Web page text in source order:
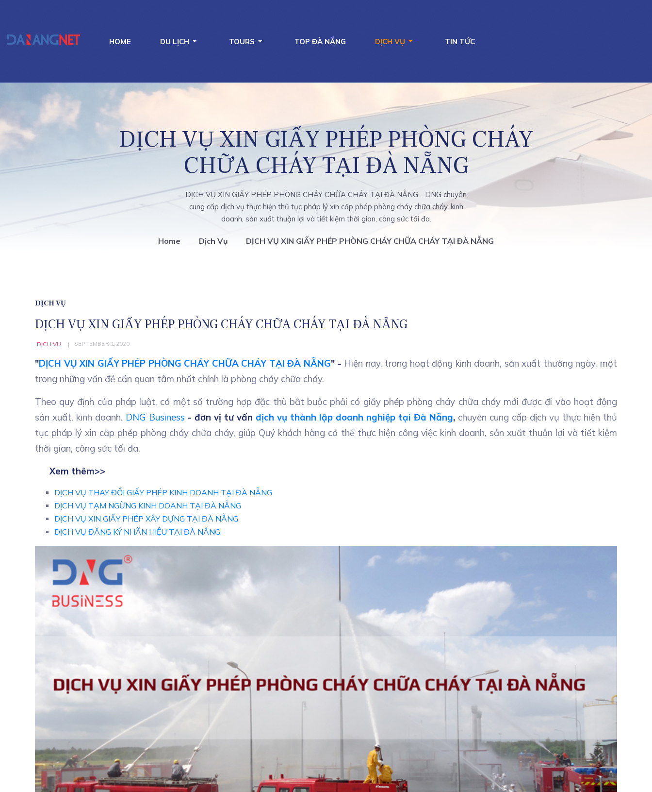
HOME DU LỊCH TOURS TOP ĐÀ NẴNG DỊCH VỤ TIN TỨC
DỊCH VỤ XIN GIẤY PHÉP PHÒNG CHÁY
CHỮA CHÁY TẠI ĐÀ NẴNG
DỊCH VỤ XIN GIẤY PHÉP PHÒNG CHÁY CHỮA CHÁY TẠI ĐÀ NẴNG - DNG chuyên
cung cấp dịch vụ thực hiện thủ tục pháp lý xin cấp phép phòng cháy chữa cháy, kinh
doanh, sản xuất thuận lợi và tiết kiệm thời gian, công sức tối đa.
Home Dịch Vụ DỊCH VỤ XIN GIẤY PHÉP PHÒNG CHÁY CHỮA CHÁY TẠI ĐÀ NẴNG
DỊCH VỤ
DỊCH VỤ XIN GIẤY PHÉP PHÒNG CHÁY CHỮA CHÁY TẠI ĐÀ NẴNG
DỊCH VỤ SEPTEMBER 1,2020
"DỊCH VỤ XIN GIẤY PHÉP PHÒNG CHÁY CHỮA CHÁY TẠI ĐÀ NẴNG" - Hiện nay, trong hoạt động kinh doanh, sản xuất thường ngày, một
trong những vấn đề cần quan tâm nhất chính là phòng cháy chữa cháy.
Theo quy định của pháp luật, có một số trường hợp đặc thù bắt buộc phải có giấy phép phòng cháy chữa cháy mới được đi vào hoạt động
sản xuất, kinh doanh. DNG Business - đơn vị tư vấn dịch vụ thành lập doanh nghiệp tại Đà Nẵng, chuyên cung cấp dịch vụ thực hiện thủ
tục pháp lý xin cấp phép phòng cháy chữa cháy, giúp Quý khách hàng có thể thực hiện công việc kinh doanh, sản xuất thuận lợi và tiết kiệm
thời gian, công sức tối đa.
Xem thêm>>
DỊCH VỤ THAY ĐỔI GIẤY PHÉP KINH DOANH TẠI ĐÀ NẴNG
DỊCH VỤ TẠM NGỪNG KINH DOANH TẠI ĐÀ NẴNG
DỊCH VỤ XIN GIẤY PHÉP XÂY DỰNG TẠI ĐÀ NẴNG
DỊCH VỤ ĐĂNG KÝ NHÃN HIỆU TẠI ĐÀ NẴNG